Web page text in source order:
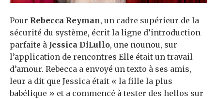
Pour Rebecca Reyman, un cadre supérieur de la
sécurité du système, écrit la ligne d’introduction
parfaite à Jessica DiLullo, une nounou, sur
l’application de rencontres Elle était un travail
d’amour. Rebecca a envoyé un texto à ses amis,
leur a dit que Jessica était « la fille la plus
babélique » et a commencé à tester des hellos sur